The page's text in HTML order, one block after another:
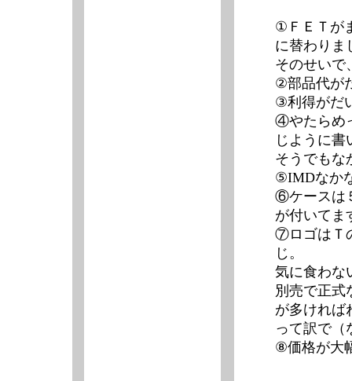
①ＦＥＴが
に替わりま
そのせいで
②部品代が
③利得がだ
④やたらめ
じように書
そうでもな
⑤IMDなか
⑥ケースは
が付いてま
⑦ロゴはＴ
じ。
気に食わな
別売で正式
が多ければ
って訳で（
⑧価格が大